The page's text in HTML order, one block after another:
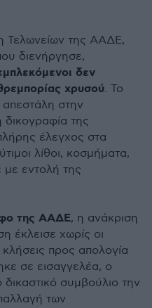
Τελωνείων της ΑΑΔΕ,
διενήργησε,
δεν
χρυσού. Το
στην
δικογραφία της
έλεγχος στα
λίθοι, κοσμήματα,
με εντολή της
της ΑΑΔΕ, η ανάκριση
έκλεισε χωρίς οι
προς απολογία
σε εισαγγελέα, ο
δικαστικό συμβούλιο την
των